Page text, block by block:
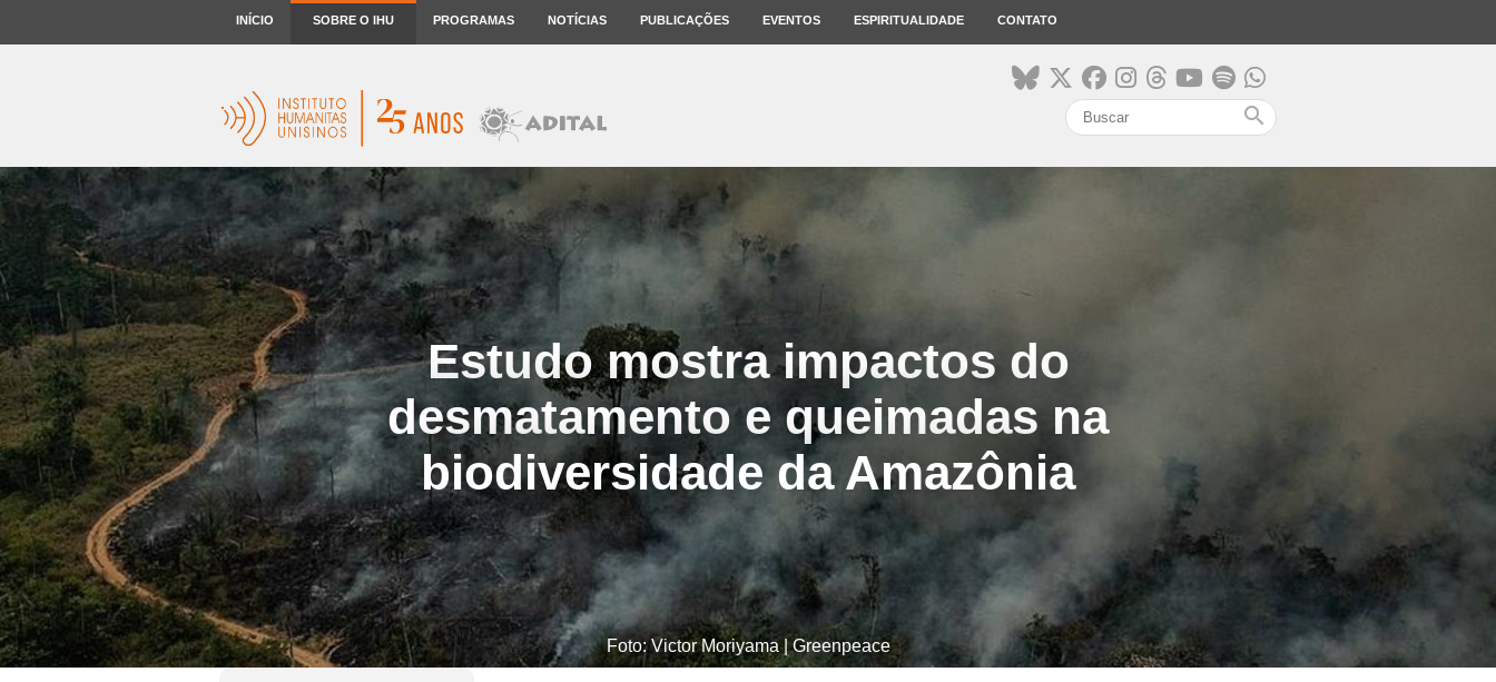
INÍCIO SOBRE O IHU PROGRAMAS NOTÍCIAS PUBLICAÇÕES EVENTOS ESPIRITUALIDADE CONTATO
search
Estudo mostra impactos do
desmatamento e queimadas na
biodiversidade da Amazônia
Foto: Victor Moriyama | Greenpeace